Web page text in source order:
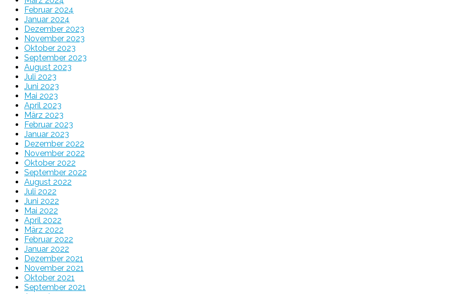
Februar 2024
Januar 2024
Dezember 2023
November 2023
Oktober 2023
September 2023
August 2023
Juli 2023
Juni 2023
Mai 2023
April 2023
März 2023
Februar 2023
Januar 2023
Dezember 2022
November 2022
Oktober 2022
September 2022
August 2022
Juli 2022
Juni 2022
Mai 2022
April 2022
März 2022
Februar 2022
Januar 2022
Dezember 2021
November 2021
Oktober 2021
September 2021